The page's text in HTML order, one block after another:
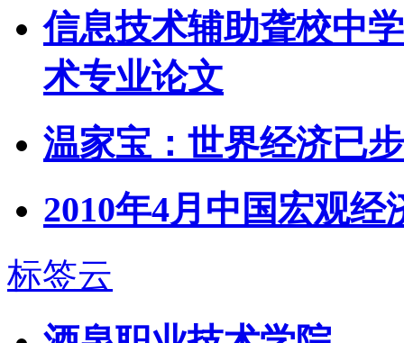
信息技术辅助聋校中
术专业论文
温家宝：世界经济已
2010年4月中国宏观经
标签云